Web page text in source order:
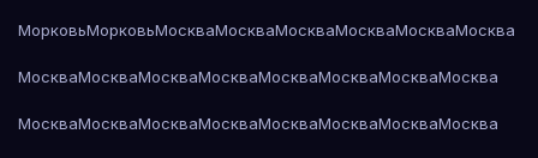
МорковьМорковьМоскваМоскваМоскваМоскваМоскваМосква
МоскваМоскваМоскваМоскваМоскваМоскваМоскваМосква
МоскваМоскваМоскваМоскваМоскваМоскваМоскваМосква